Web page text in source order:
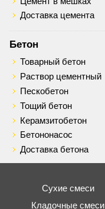
Доставка цемента
Бетон
Товарный бетон
Раствор цементный
Пескобетон
Тощий бетон
Керамзитобетон
Бетононасос
Доставка бетона
Сухие смеси
Кладочные смеси